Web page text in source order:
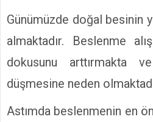
Günümüzde doğal besinin
almaktadır. Beslenme
dokusunu arttırmakta
düşmesine neden
Astımda beslenmenin en